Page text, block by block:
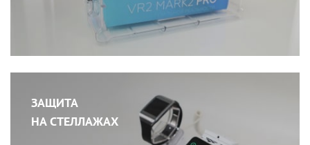
ЗАЩИТА
НА СТЕЛЛАЖАХ